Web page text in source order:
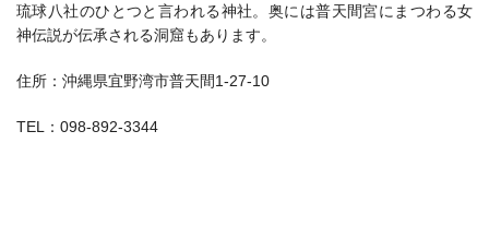
琉球八社のひとつと言われる神社。奥には普天間宮にまつわる女
神伝説が伝承される洞窟もあります。
住所：沖縄県宜野湾市普天間1-27-10
TEL：098-892-3344